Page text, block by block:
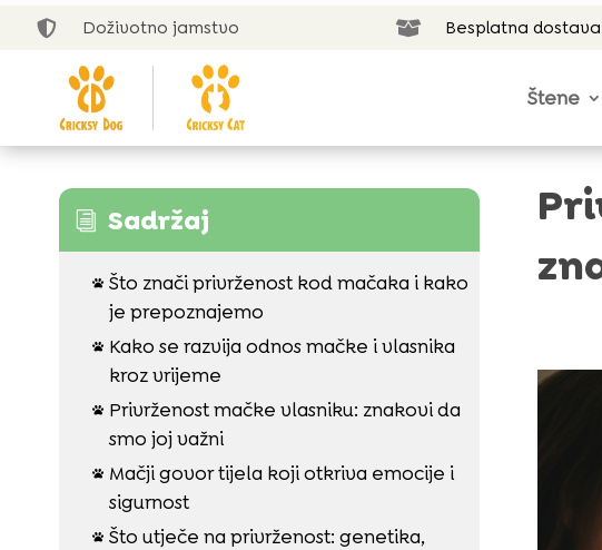
 Doživotno jamstvo  Besplatna
Štene
i Sadržaj
 Što znači privrženost kod mačaka i kako
je prepoznajemo

Kako se razvija odnos mačke i vlasnika
kroz vrijeme

Privrženost mačke vlasniku: znakovi da
smo joj važni

Mačji govor tijela koji otkriva emocije i
sigurnost
 Što utječe na privrženost: genetika,